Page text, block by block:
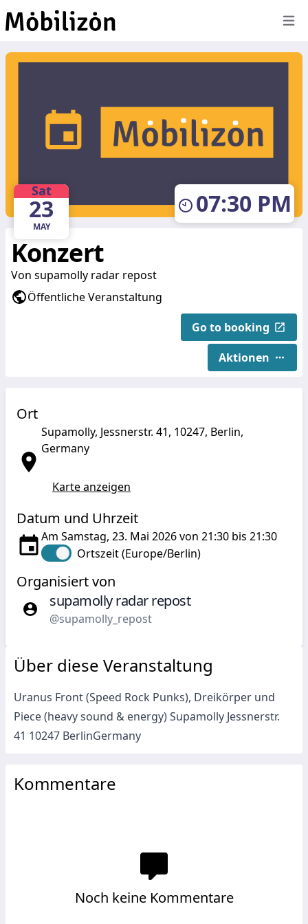
Sat
23
MAY
07:30 PM
Konzert
Von supamolly radar repost
Öffentliche Veranstaltung
Go to booking
Aktionen
Ort
Supamolly, Jessnerstr. 41, 10247, Berlin,
Germany
Karte anzeigen
Datum und Uhrzeit
Am Samstag, 23. Mai 2026 von 21:30 bis 21:30
Ortszeit (Europe/Berlin)
Organisiert von
supamolly radar repost
@supamolly_repost
Über diese Veranstaltung
Uranus Front (Speed Rock Punks), Dreikörper und
Piece (heavy sound & energy) Supamolly Jessnerstr.
41 10247 BerlinGermany
Kommentare
Noch keine Kommentare